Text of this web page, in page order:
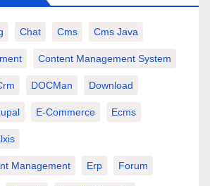
Chat Cms Cms Java
Content Management System
DOCMan Download
E-Commerce Ecms
Management Erp Forum